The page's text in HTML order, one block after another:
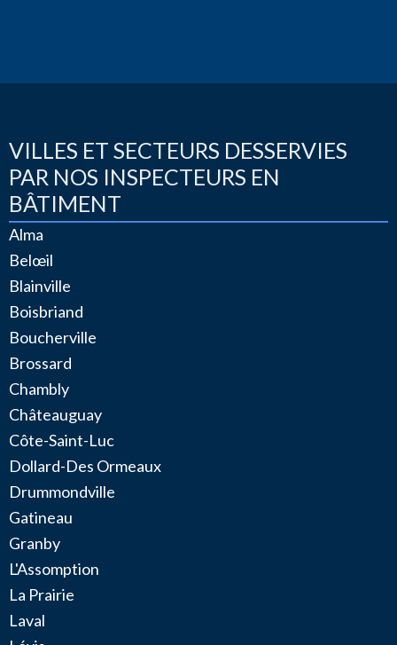
VILLES ET SECTEURS DESSERVIES
PAR NOS INSPECTEURS EN
BÂTIMENT
Alma
Belœil
Blainville
Boisbriand
Boucherville
Brossard
Chambly
Châteauguay
Côte-Saint-Luc
Dollard-Des Ormeaux
Drummondville
Gatineau
Granby
L'Assomption
La Prairie
Laval